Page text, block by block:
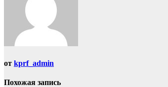
от kprf_admin
Похожая запись